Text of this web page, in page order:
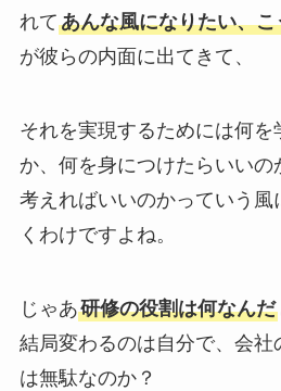
れてあんな風になりたい、こ
が彼らの内面に出てきて、
それを実現するためには何を
か、何を身につけたらいいの
考えればいいのかっていう風
くわけですよね。
じゃあ研修の役割は何なんだ
結局変わるのは自分で、会社
は無駄なのか？